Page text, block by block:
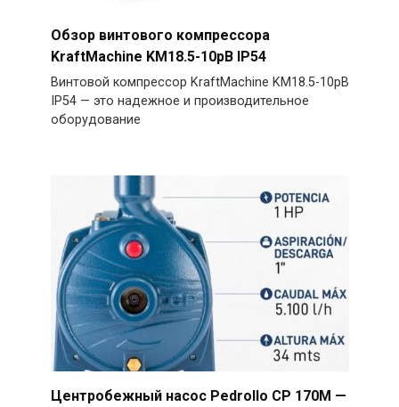
Обзор винтового компрессора
KraftMachine KM18.5-10рВ IP54
Винтовой компрессор KraftMachine KM18.5-10рВ
IP54 — это надежное и производительное
оборудование
Центробежный насос Pedrollo CP 170M —